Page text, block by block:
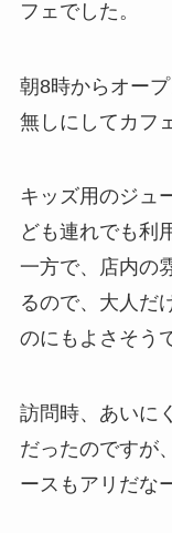
フェでした。
朝8時からオー
無しにしてカフ
キッズ用のジュ
ども連れでも利
一方で、店内の
るので、大人だ
のにもよさそう
訪問時、あいに
だったのですが
ースもアリだな